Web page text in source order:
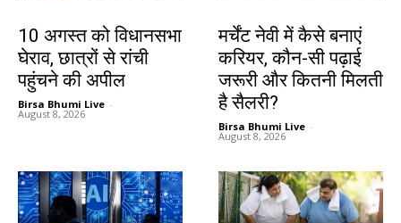
10 अगस्त को विधानसभा
घेराव, छात्रों से रांची
पहुंचने की अपील
Birsa Bhumi Live -
August 8, 2026
मर्चेंट नेवी में कैसे बनाएं
करियर, कौन-सी पढ़ाई
जरूरी और कितनी मिलती
है सैलरी?
Birsa Bhumi Live -
August 8, 2026